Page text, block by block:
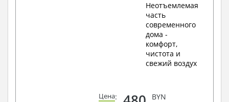
Неотъемлемая
часть
современного
дома -
комфорт,
чистота и
свежий воздух
Цена: BYN